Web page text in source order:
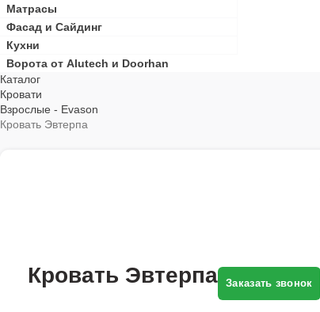
Матрасы
Фасад и Сайдинг
Кухни
Ворота от Alutech и Doorhan
Каталог
Кровати
Взрослые - Evason
Кровать Эвтерпа
Кровать Эвтерпа Заказать звонок